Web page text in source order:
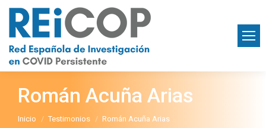
Román Acuña Arias
Estás aquí:
Inicio Testimonios Román Acuña Arias